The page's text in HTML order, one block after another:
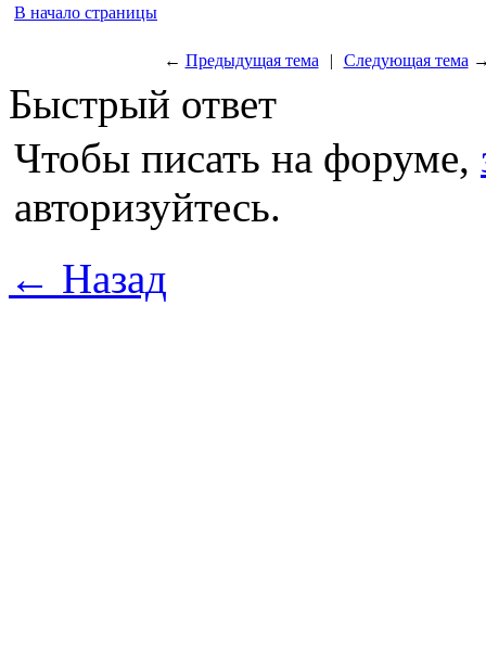
В начало страницы
← Предыдущая тема | Следующая тема
Быстрый ответ
Чтобы писать на форуме,
авторизуйтесь.
← Назад